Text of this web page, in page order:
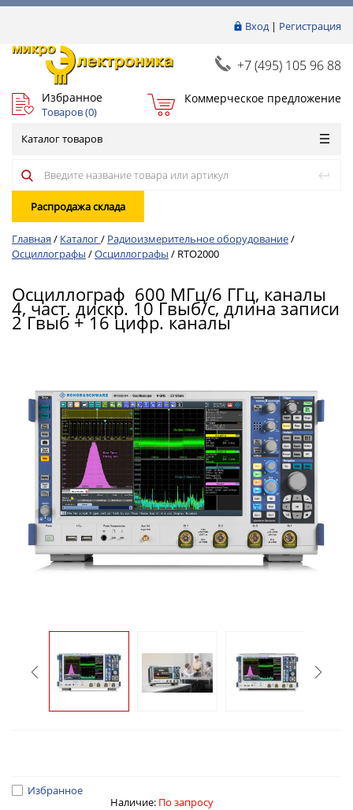
Вход| Регистрация
+7 (495) 105 96 88
Избранное
Товаров (0)
Коммерческое предложение
Каталог товаров
Распродажа склада
Главная / Каталог/ Радиоизмерительное оборудование/
Осциллографы /Осциллографы / RTO2000
Осциллограф 600 МГц/6 ГГц, каналы
4, част. дискр. 10 Гвыб/с, длина записи
2 Гвыб + 16 цифр. каналы
Избранное
Наличие: По запросу